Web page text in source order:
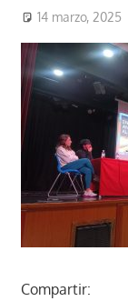
(Sevilla)
14 marzo, 2025
Compartir: